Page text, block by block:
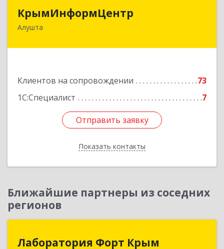
КрымИнформЦентр
Алушта
Клиентов на сопровождении
73
1С:Специалист
7
Отправить заявку
Показать контакты
298500, Крым Респ, Алушта г, Горького ул, дом
Отправить заявку
Назад
Ближайшие партнеры из соседних
регионов
Лаборатория Форт Крым